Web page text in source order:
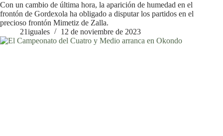
Con un cambio de última hora, la aparición de humedad en el
frontón de Gordexola ha obligado a disputar los partidos en el
precioso frontón Mimetiz de Zalla.
21iguales
12 de noviembre de 2023